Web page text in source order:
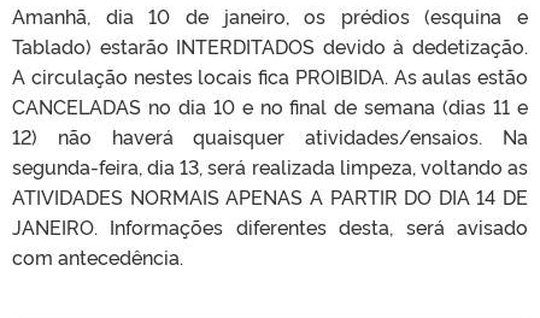
Amanhã, dia 10 de janeiro, os prédios (esquina e
Tablado) estarão INTERDITADOS devido à dedetização.
A circulação nestes locais fica PROIBIDA. As aulas estão
CANCELADAS no dia 10 e no final de semana (dias 11 e
12) não haverá quaisquer atividades/ensaios. Na
segunda-feira, dia 13, será realizada limpeza, voltando as
ATIVIDADES NORMAIS APENAS A PARTIR DO DIA 14 DE
JANEIRO. Informações diferentes desta, será avisado
com antecedência.